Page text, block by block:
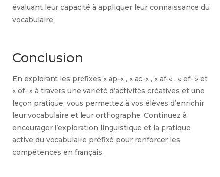
évaluant leur capacité à appliquer leur connaissance du
vocabulaire.
Conclusion
En explorant les préfixes « ap-« , « ac-« , « af-« , « ef- » et
« of- » à travers une variété d’activités créatives et une
leçon pratique, vous permettez à vos élèves d’enrichir
leur vocabulaire et leur orthographe. Continuez à
encourager l’exploration linguistique et la pratique
active du vocabulaire préfixé pour renforcer les
compétences en français.